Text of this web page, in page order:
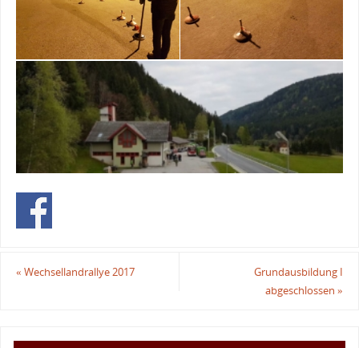
« Wechsellandrallye 2017
Grundausbildung I
abgeschlossen»